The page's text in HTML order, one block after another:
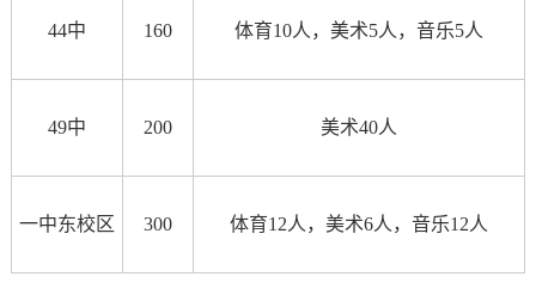
44中 160 体育10人，美术5人，音乐5人
49中 200 美术40人
一中东校区 300 体育12人，美术6人，音乐12人